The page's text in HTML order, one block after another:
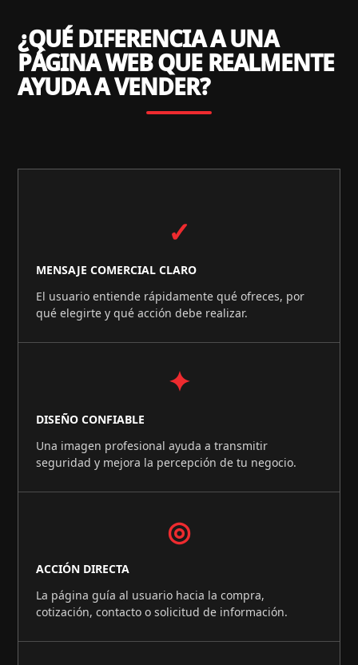
¿QUÉ DIFERENCIA A UNA
PÁGINA WEB QUE REALMENTE
AYUDA A VENDER?
✓
MENSAJE COMERCIAL CLARO
El usuario entiende rápidamente qué ofreces, por
qué elegirte y qué acción debe realizar.
✦
DISEÑO CONFIABLE
Una imagen profesional ayuda a transmitir
seguridad y mejora la percepción de tu negocio.
◎
ACCIÓN DIRECTA
La página guía al usuario hacia la compra,
cotización, contacto o solicitud de información.